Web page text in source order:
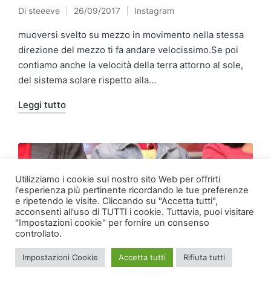
Pubblicato
da
Di steeeve 26/09/2017
Pubblicato
in
Instagram
muoversi svelto su mezzo in movimento nella stessa
direzione del mezzo ti fa andare velocissimo.Se poi
contiamo anche la velocità della terra attorno al sole,
del sistema solare rispetto alla…
Leggi tutto
Utilizziamo i cookie sul nostro sito Web per offrirti
l'esperienza più pertinente ricordando le tue preferenze
e ripetendo le visite. Cliccando su "Accetta tutti",
acconsenti all'uso di TUTTI i cookie. Tuttavia, puoi visitare
"Impostazioni cookie" per fornire un consenso
controllato.
Impostazioni Cookie Accetta tutti Rifiuta tutti